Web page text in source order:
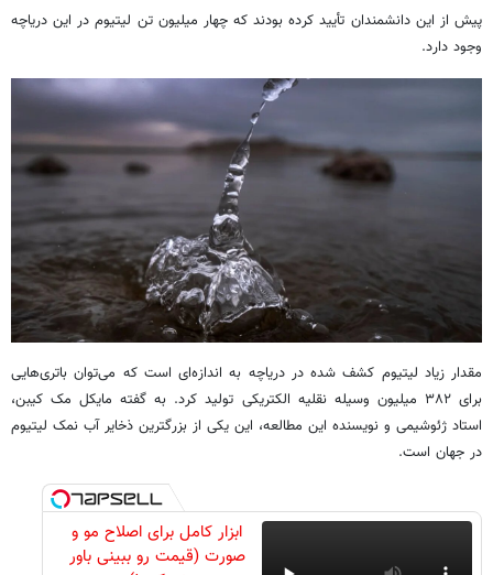
پیش از این دانشمندان تأیید کرده بودند که چهار میلیون تن لیتیوم در این دریاچه
وجود دارد.
مقدار زیاد لیتیوم کشف شده در دریاچه به اندازه‌ای است که می‌توان باتری‌هایی
برای ۳۸۲ میلیون وسیله نقلیه الکتریکی تولید کرد. به گفته مایکل مک کیبن،
استاد ژئوشیمی و نویسنده این مطالعه، این یکی از بزرگترین ذخایر آب نمک لیتیوم
در جهان است.
ابزار کامل برای اصلاح مو و
صورت (قیمت رو ببینی باور